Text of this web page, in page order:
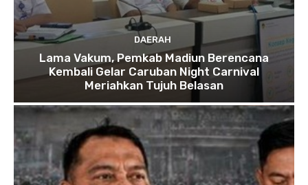
DAERAH
Lama Vakum, Pemkab Madiun Berencana
Kembali Gelar Caruban Night Carnival
Meriahkan Tujuh Belasan